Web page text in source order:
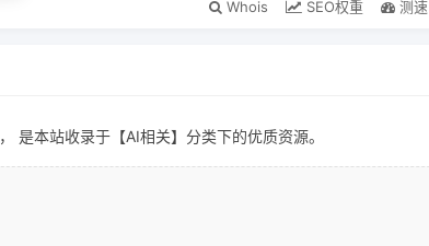
Whois SEO权重 测速
， 是本站收录于【AI相关】分类下的优质资源。